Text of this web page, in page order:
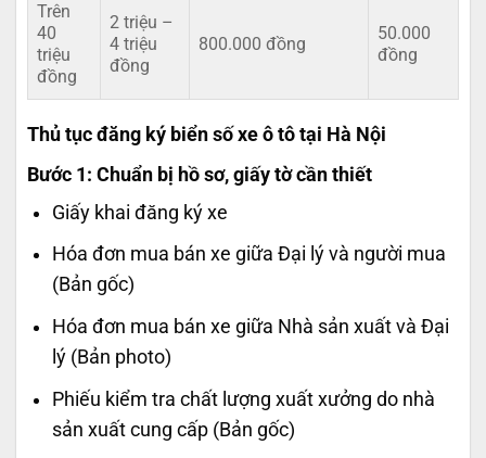
Trên
40
triệu
đồng
2 triệu –
4 triệu
đồng
800.000 đồng
50.000
đồng
Thủ tục đăng ký biển số xe ô tô tại Hà Nội
Bước 1: Chuẩn bị hồ sơ, giấy tờ cần thiết
Giấy khai đăng ký xe
Hóa đơn mua bán xe giữa Đại lý và người mua
(Bản gốc)
Hóa đơn mua bán xe giữa Nhà sản xuất và Đại
lý (Bản photo)
Phiếu kiểm tra chất lượng xuất xưởng do nhà
sản xuất cung cấp (Bản gốc)